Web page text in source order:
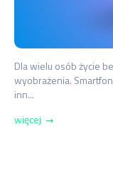
Dla wielu osób życie
wyobrażenia.
inn...
więcej ➞